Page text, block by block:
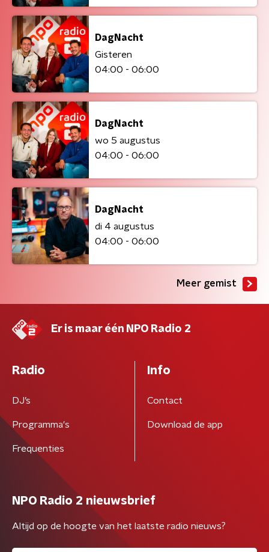
DagNacht
Gisteren
04:00 - 06:00
DagNacht
wo 5 augustus
04:00 - 06:00
DagNacht
di 4 augustus
04:00 - 06:00
Meer gemist
Er is maar één NPO Radio 2
Radio
DJ’s
Programma's
Frequenties
Info
Contact
Download de app
NPO Radio 2 nieuwsbrief
Altijd op de hoogte van het laatste radio nieuws?